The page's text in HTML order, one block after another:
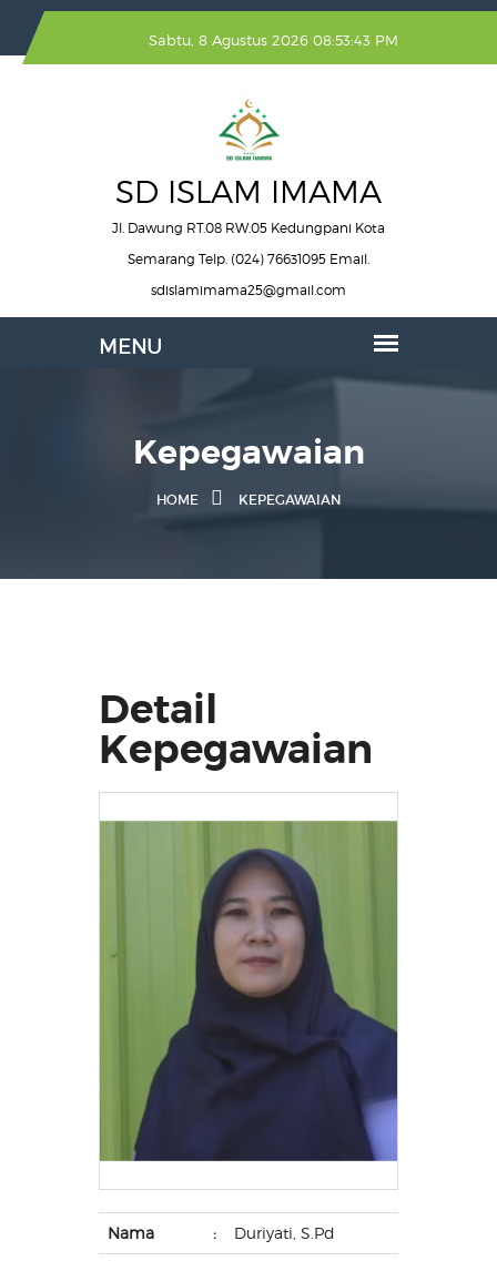
Sabtu, 8 Agustus 2026 08:53:44 PM
SD ISLAM IMAMA
Jl. Dawung RT.08 RW.05 Kedungpani Kota
Semarang Telp. (024) 76631095 Email.
sdislamimama25@gmail.com
Kepegawaian
HOME KEPEGAWAIAN
Detail
Kepegawaian
Nama : Duriyati, S.Pd